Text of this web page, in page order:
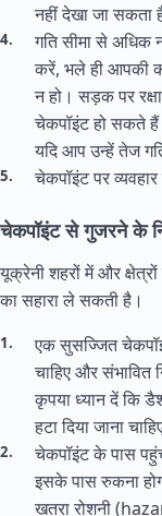
नहीं देखा जा सकता
गति सीमा से अधिक
करें, भले ही आपकी
न हो। सड़क पर
चेकपॉइंट हो सकते
यदि आप उन्हें तेज
चेकपॉइंट पर
चेकपॉइंट से गुजरने के
यूक्रेनी शहरों में और
का सहारा ले सकती है।
एक सुसज्जित
चाहिए और संभावित
कृपया ध्यान दें कि
हटा दिया जाना
चेकपॉइंट के पास
इसके पास रुकना
खतरा रोशनी